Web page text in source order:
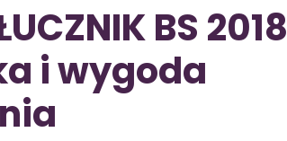
BS 2018
i wygoda